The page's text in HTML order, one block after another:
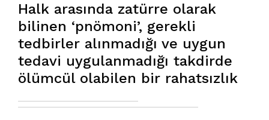
Halk arasında zatürre olarak
bilinen ‘pnömoni’, gerekli
tedbirler alınmadığı ve uygun
tedavi uygulanmadığı takdirde
ölümcül olabilen bir rahatsızlık